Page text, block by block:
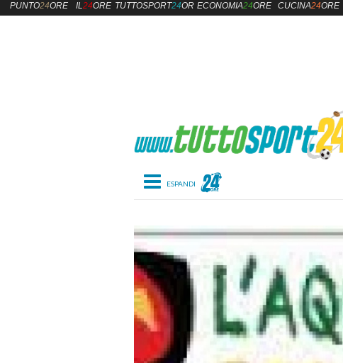
Toggle navigation
PUNTO24ORE IL24ORE TUTTOSPORT24OREECONOMIA24ORE CUCINA24ORE